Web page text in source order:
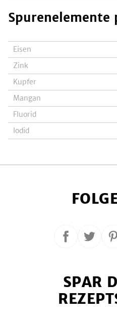
Spurenelemente
Eisen
Zink
Kupfer
Mangan
Fluorid
Iodid
Folge
Facebook
Folge
Twitter
SPAR